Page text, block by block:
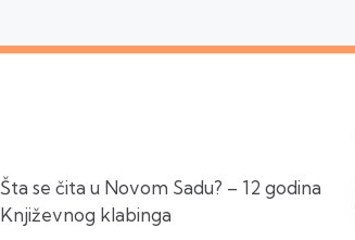
Šta se čita u Novom Sadu? – 12 godina
Književnog klabinga